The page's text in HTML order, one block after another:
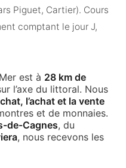
Piguet, Cartier). Cours
comptant le jour J,
est à 28 km de
l’axe du littoral. Nous
l’achat et la vente
et de monnaies.
de-Cagnes, du
, nous recevons les